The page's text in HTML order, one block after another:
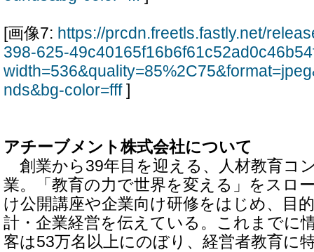
[画像7: https://prcdn.freetls.fastly.net/
398-625-
nds&bg-color=fff]
アチーブメント株式会社について
創業から39年目を迎える、人材教育コ
業。「教育の力で世界を変える」をスロ
け公開講座や企業向け研修をはじめ、目
計・企業経営を伝えている。これまでに
客は53万名以上にのぼり、経営者教育に